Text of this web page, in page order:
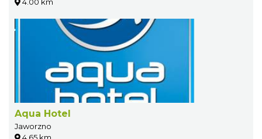
Aqua Hotel
Jaworzno
4.65 km